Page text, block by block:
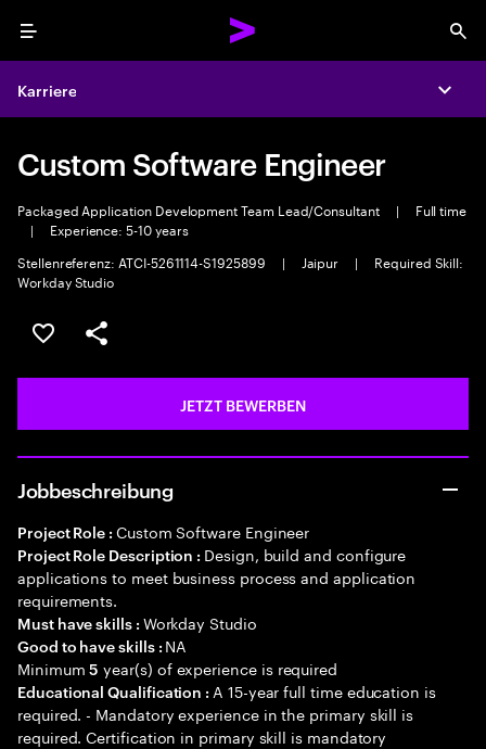
Menu
Karriere
Custom Software Engineer
Packaged Application Development Team Lead/Consultant |
Full time
|
Experience: 5-10 years
Stellenreferenz: ATCI-5261114-S1925899
| Jaipur |
Required Skill:
Workday Studio
JOB SPEICHERN
Teilen
JETZT BEWERBEN
Jobbeschreibung
Project Role : Custom Software Engineer
Project Role Description : Design, build and configure
applications to meet business process and application
requirements.
Must have skills : Workday Studio
Good to have skills : NA
Minimum5 year(s) of experience is required
Educational Qualification : A 15-year full time education is
required. - Mandatory experience in the primary skill is
required. Certification in primary skill is mandatory